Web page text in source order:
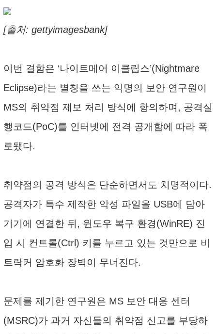
[출처: gettyimagesbank]
이번 결함은 ‘나이트메어 이클립스’(Nightmare
Eclipse)라는 별칭을 쓰는 익명의 보안 연구원이
MS의 취약점 제보 처리 방식에 항의하며, 공격실
행코드(PoC)를 인터넷에 전격 공개함에 따라 폭
로됐다.
취약점의 공격 방식은 단순하면서도 치명적이다.
공격자가 특수 제작한 악성 파일을 USB에 담아
기기에 연결한 뒤, 윈도우 복구 환경(WinRE) 진
입 시 컨트롤(Ctrl) 키를 누르고 있는 것만으로 비
트락커 암호화 장벽이 무너진다.
문제를 제기한 연구원은 MS 보안 대응 센터
(MSRC)가 과거 자신들의 취약점 신고를 부당하